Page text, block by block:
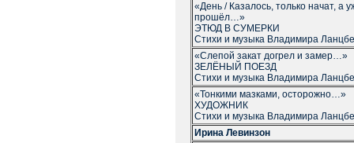
«День / Казалось, только начат, а
прошёл…»
ЭТЮД В СУМЕРКИ
Стихи и музыка Владимира
«Слепой закат догрел и замер…»
ЗЕЛЁНЫЙ ПОЕЗД
Стихи и музыка Владимира
«Тонкими мазками, осторожно…»
ХУДОЖНИК
Стихи и музыка Владимира
Ирина Левинзон